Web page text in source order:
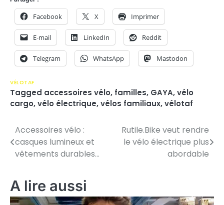
Facebook X Imprimer
E-mail LinkedIn Reddit
Telegram WhatsApp Mastodon
VÉLOTAF
Tagged accessoires vélo, familles, GAYA, vélo
cargo, vélo électrique, vélos familiaux, vélotaf
N
a
i
Accessoires vélo :
casques lumineux et
vêtements durables…
Rutile.Bike veut rendre
le vélo électrique plus
abordable
A lire aussi